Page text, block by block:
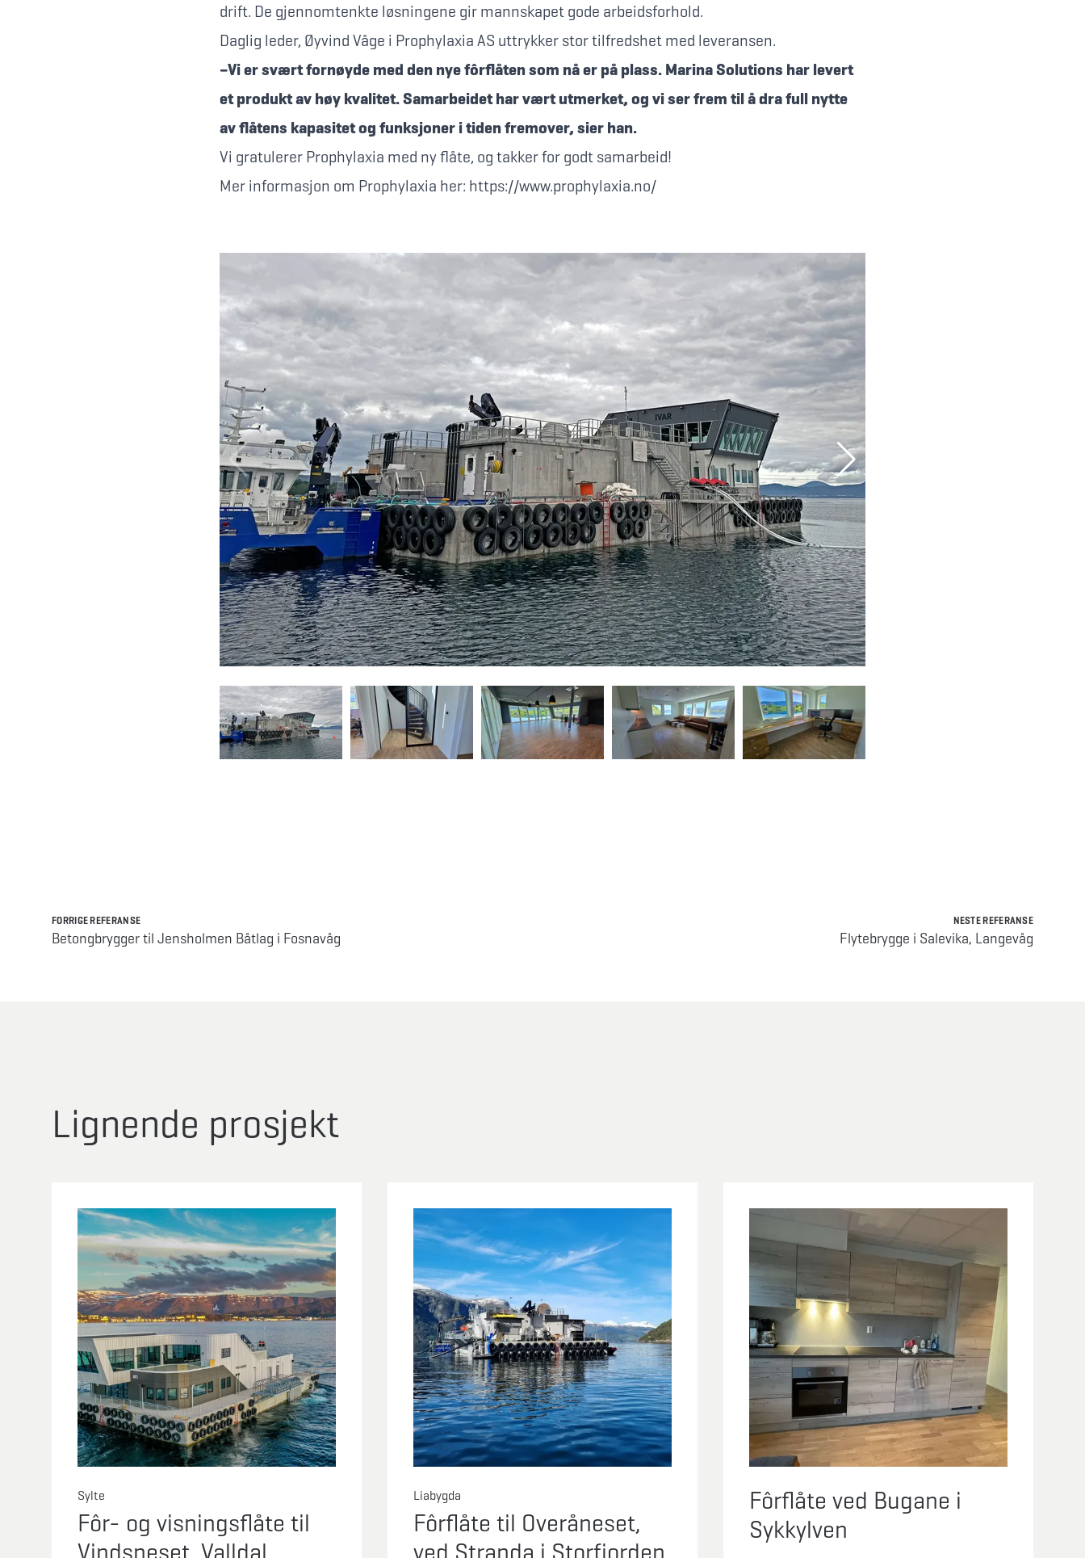
drift. De gjennomtenkte løsningene gir mannskapet gode arbeidsforhold.
Daglig leder, Øyvind Våge i Prophylaxia AS uttrykker stor tilfredshet med leveransen.
–Vi er svært fornøyde med den nye fôrflåten som nå er på plass. Marina Solutions har levert
et produkt av høy kvalitet. Samarbeidet har vært utmerket, og vi ser frem til å dra full nytte
av flåtens kapasitet og funksjoner i tiden fremover, sier han.
Vi gratulerer Prophylaxia med ny flåte, og takker for godt samarbeid!
Mer informasjon om Prophylaxia her: https://www.prophylaxia.no/
FORRIGE REFERANSE
Betongbrygger til Jensholmen Båtlag i Fosnavåg
NESTE REFERANSE
Flytebrygge i Salevika, Langevåg
Lignende prosjekt
Sylte
Fôr- og visningsflåte til
Liabygda
Fôrflåte til Overåneset,
Fôrflåte ved Bugane i
Sykkylven